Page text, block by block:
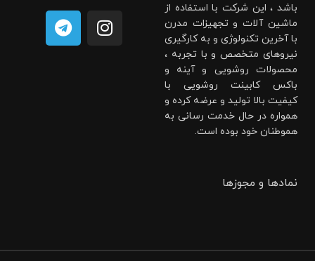
باشد ، این شرکت با استفاده از
ماشین آلات و تجهیزات مدرن
با آخرین تکنولوژی و به کارگیری
نیروهای متخصص و با تجربه ،
محصولات روشویی و آینه و
باکس کابینت روشویی با
کیفیت بالا تولید و عرضه کرده و
همواره در حال خدمت رسانی به
هموطنان خود بوده است.
نمادها و مجوزها